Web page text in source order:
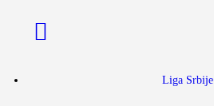
Liga Srbije